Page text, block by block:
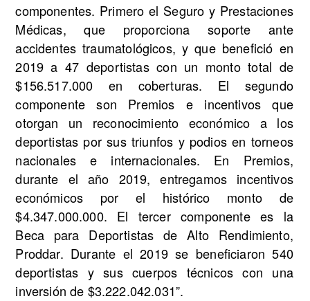
componentes. Primero el Seguro y Prestaciones
Médicas, que proporciona soporte ante
accidentes traumatológicos, y que benefició en
2019 a 47 deportistas con un monto total de
$156.517.000 en coberturas. El segundo
componente son Premios e incentivos que
otorgan un reconocimiento económico a los
deportistas por sus triunfos y podios en torneos
nacionales e internacionales. En Premios,
durante el año 2019, entregamos incentivos
económicos por el histórico monto de
$4.347.000.000. El tercer componente es la
Beca para Deportistas de Alto Rendimiento,
Proddar. Durante el 2019 se beneficiaron 540
deportistas y sus cuerpos técnicos con una
inversión de $3.222.042.031”.